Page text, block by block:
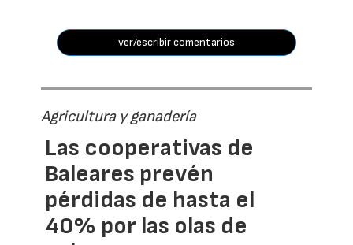
ver/escribir comentarios
Agricultura y ganadería
Las cooperativas de
Baleares prevén
pérdidas de hasta el
40% por las olas de